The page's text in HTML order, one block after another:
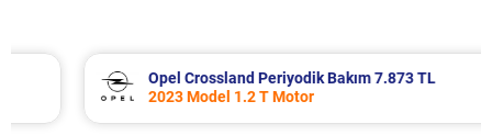
Opel Crossland Periyodik Bakım 7.873 TL
2023 Model 1.2 T Motor